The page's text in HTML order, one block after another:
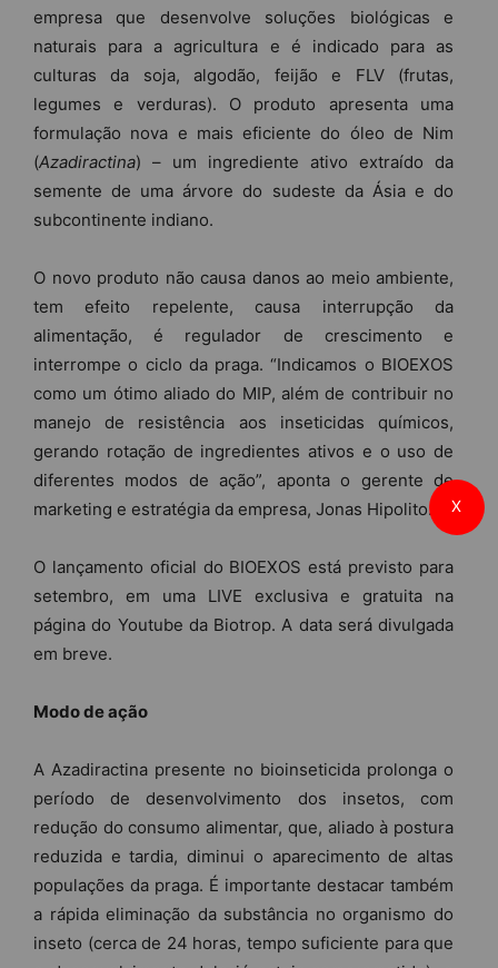
empresa que desenvolve soluções biológicas e
naturais para a agricultura e é indicado para as
culturas da soja, algodão, feijão e FLV (frutas,
legumes e verduras). O produto apresenta uma
formulação nova e mais eficiente do óleo de Nim
(Azadiractina) – um ingrediente ativo extraído da
semente de uma árvore do sudeste da Ásia e do
subcontinente indiano.
O novo produto não causa danos ao meio ambiente,
tem efeito repelente, causa interrupção da
alimentação, é regulador de crescimento e
interrompe o ciclo da praga. “Indicamos o BIOEXOS
como um ótimo aliado do MIP, além de contribuir no
manejo de resistência aos inseticidas químicos,
gerando rotação de ingredientes ativos e o uso de
diferentes modos de ação”, aponta o gerente de
marketing e estratégia da empresa, Jonas Hipolito.
O lançamento oficial do BIOEXOS está previsto para
setembro, em uma LIVE exclusiva e gratuita na
página do Youtube da Biotrop. A data será divulgada
em breve.
Modo de ação
A Azadiractina presente no bioinseticida prolonga o
período de desenvolvimento dos insetos, com
redução do consumo alimentar, que, aliado à postura
reduzida e tardia, diminui o aparecimento de altas
populações da praga. É importante destacar também
a rápida eliminação da substância no organismo do
inseto (cerca de 24 horas, tempo suficiente para que
X